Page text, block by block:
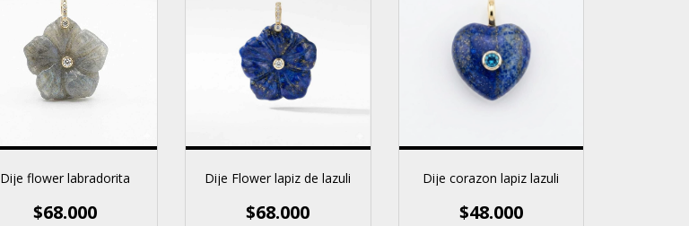
Dije flower labradorita
$68.000
Dije Flower lapiz de lazuli
$68.000
Dije corazon lapiz lazuli
$48.000